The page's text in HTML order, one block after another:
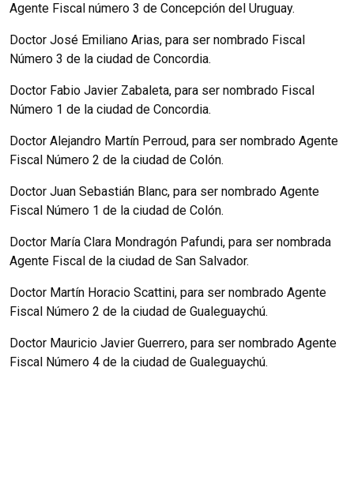
Agente Fiscal número 3 de Concepción del Uruguay.
Doctor José Emiliano Arias, para ser nombrado Fiscal
Número 3 de la ciudad de Concordia.
Doctor Fabio Javier Zabaleta, para ser nombrado Fiscal
Número 1 de la ciudad de Concordia.
Doctor Alejandro Martín Perroud, para ser nombrado Agente
Fiscal Número 2 de la ciudad de Colón.
Doctor Juan Sebastián Blanc, para ser nombrado Agente
Fiscal Número 1 de la ciudad de Colón.
Doctor María Clara Mondragón Pafundi, para ser nombrada
Agente Fiscal de la ciudad de San Salvador.
Doctor Martín Horacio Scattini, para ser nombrado Agente
Fiscal Número 2 de la ciudad de Gualeguaychú.
Doctor Mauricio Javier Guerrero, para ser nombrado Agente
Fiscal Número 4 de la ciudad de Gualeguaychú.